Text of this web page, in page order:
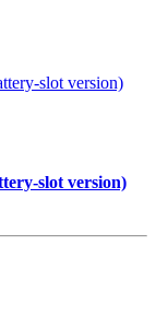
slot version)